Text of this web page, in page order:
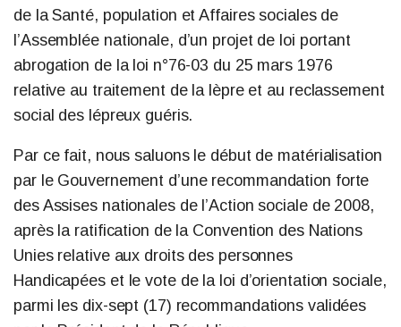
de la Santé, population et Affaires sociales de
l’Assemblée nationale, d’un projet de loi portant
abrogation de la loi n°76-03 du 25 mars 1976
relative au traitement de la lèpre et au reclassement
social des lépreux guéris.
Par ce fait, nous saluons le début de matérialisation
par le Gouvernement d’une recommandation forte
des Assises nationales de l’Action sociale de 2008,
après la ratification de la Convention des Nations
Unies relative aux droits des personnes
Handicapées et le vote de la loi d’orientation sociale,
parmi les dix-sept (17) recommandations validées